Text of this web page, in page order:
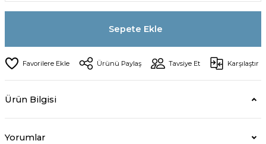
Sepete Ekle
Ürünü Paylaş Tavsiye Et Karşılaştır
Ürün Bilgisi
Yorumlar